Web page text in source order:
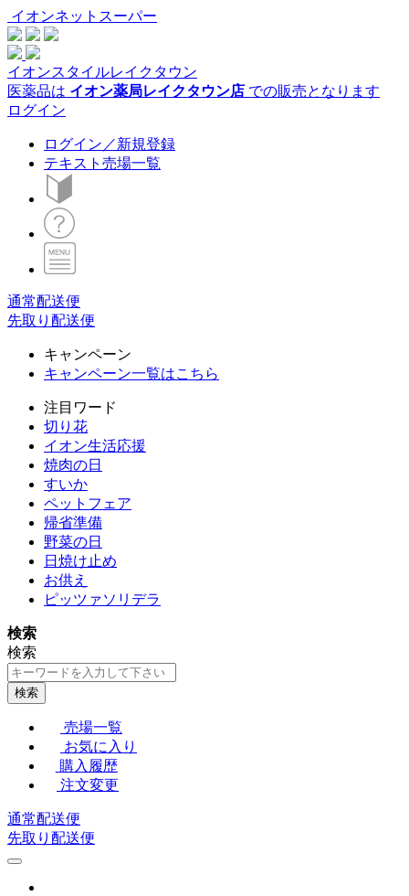
イオンネットスーパー
イオンスタイルレイクタウン
医薬品は イオン薬局レイクタウン店 での販売となります
ログイン
ログイン／新規登録
テキスト売場一覧
通常配送便
先取り配送便
キャンペーン
キャンペーン一覧はこちら
注目ワード
切り花
イオン生活応援
焼肉の日
すいか
ペットフェア
帰省準備
野菜の日
日焼け止め
お供え
ピッツァソリデラ
検索
検索
検索
売場一覧
お気に入り
購入履歴
注文変更
通常配送便
先取り配送便